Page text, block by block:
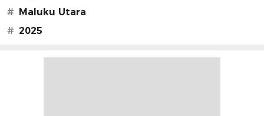
#
Maluku Utara
# 2025